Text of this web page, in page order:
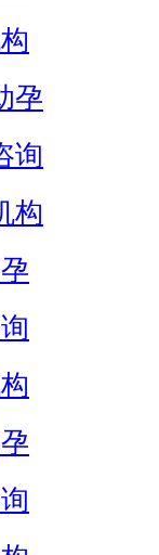
孕
询
构